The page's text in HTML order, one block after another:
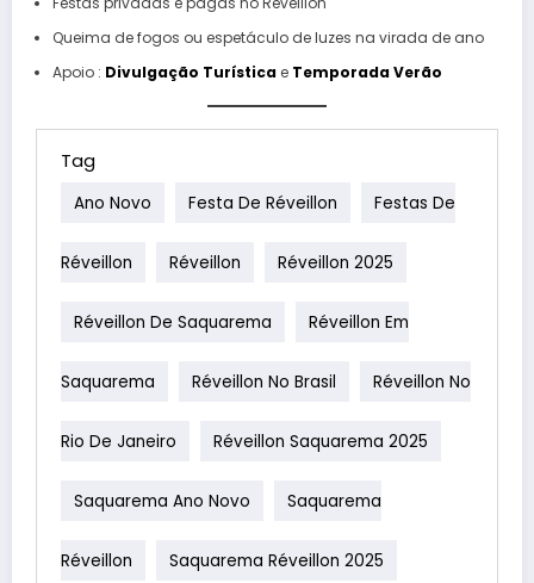
Queima de fogos ou espetáculo de luzes na virada de ano
Apoio : Divulgação Turísticae Temporada Verão
Tag
Ano Novo Festa De Réveillon Festas De
Réveillon Réveillon Réveillon 2025
Réveillon De Saquarema Réveillon Em
Saquarema Réveillon No Brasil Réveillon No
Rio De Janeiro Réveillon Saquarema 2025
Saquarema Ano Novo Saquarema
Réveillon Saquarema Réveillon 2025